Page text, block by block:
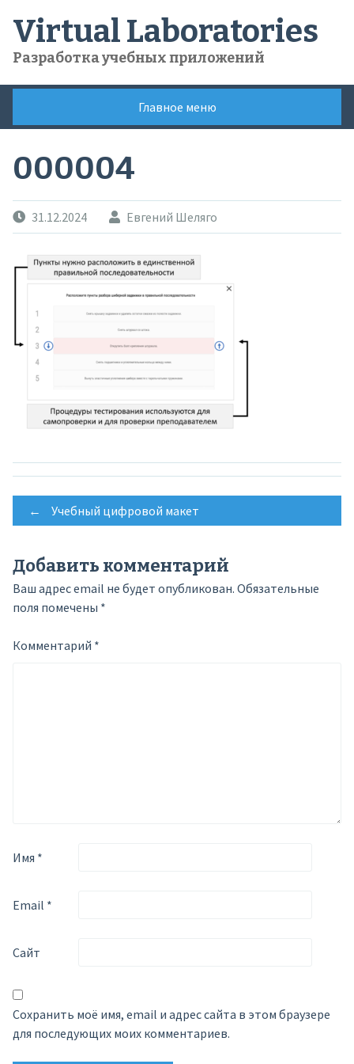
content
Virtual Laboratories
Разработка учебных приложений
Главное меню
000004
31.12.2024 Евгений Шеляго
Post
navigation
← Учебный цифровой макет
Добавить комментарий
Ваш адрес email не будет опубликован. Обязательные
поля помечены *
Комментарий *
Имя *
Email *
Сайт
Сохранить моё имя, email и адрес сайта в этом браузере
для последующих моих комментариев.